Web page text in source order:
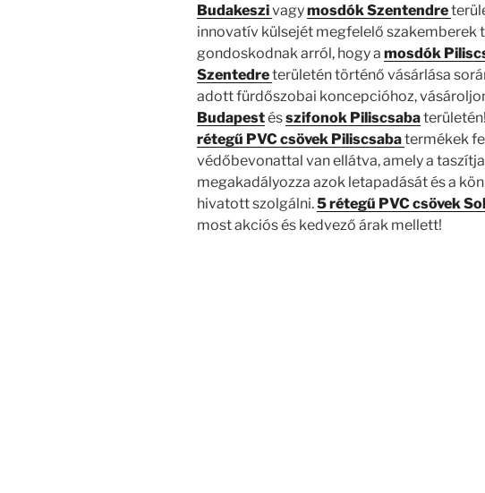
Budakeszivagymosdók Szentendre
innovatív külsejét megfelelő szakemberek
gondoskodnak arról, hogy a mosdók
Szentedreterületén történő vásárlása
adott fürdőszobai koncepcióhoz,
Budapestésszifonok Piliscsaba
rétegű PVC csövek Piliscsabatermékek
védőbevonattal van ellátva, amely a
megakadályozza azok letapadását és a
hivatott szolgálni.5 rétegű PVC csövek
most akciós és kedvező árak mellett!